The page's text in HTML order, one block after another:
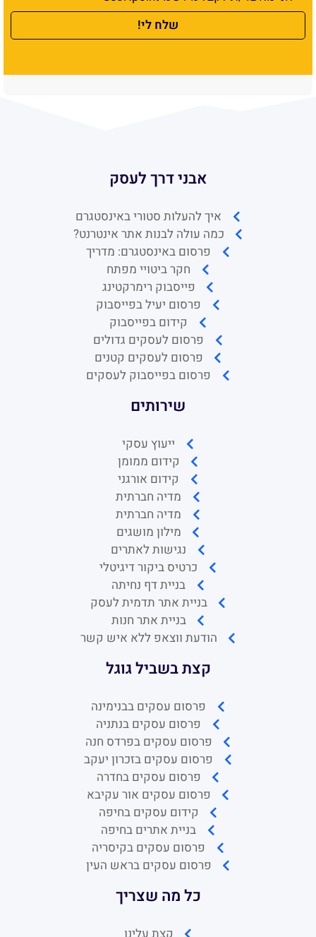
שלח לי!
אבני דרך לעסק
איך להעלות סטורי באינסטגרם
כמה עולה לבנות אתר אינטרנט?
פרסום באינסטגרם: מדריך
חקר ביטויי מפתח
פייסבוק רימרקטינג
פרסום יעיל בפייסבוק
קידום בפייסבוק
פרסום לעסקים גדולים
פרסום לעסקים קטנים
פרסום בפייסבוק לעסקים
שירותים
ייעוץ עסקי
קידום ממומן
קידום אורגני
מדיה חברתית
מדיה חברתית
מילון מושגים
נגישות לאתרים
כרטיס ביקור דיגיטלי
בניית דף נחיתה
בניית אתר תדמית לעסק
בניית אתר חנות
הודעת ווצאפ ללא איש קשר
קצת בשביל גוגל
פרסום עסקים בבנימינה
פרסום עסקים בנתניה
פרסום עסקים בפרדס חנה
פרסום עסקים בזכרון יעקב
פרסום עסקים בחדרה
פרסום עסקים אור עקיבא
קידום עסקים בחיפה
בניית אתרים בחיפה
פרסום עסקים בקיסריה
פרסום עסקים בראש העין
כל מה שצריך